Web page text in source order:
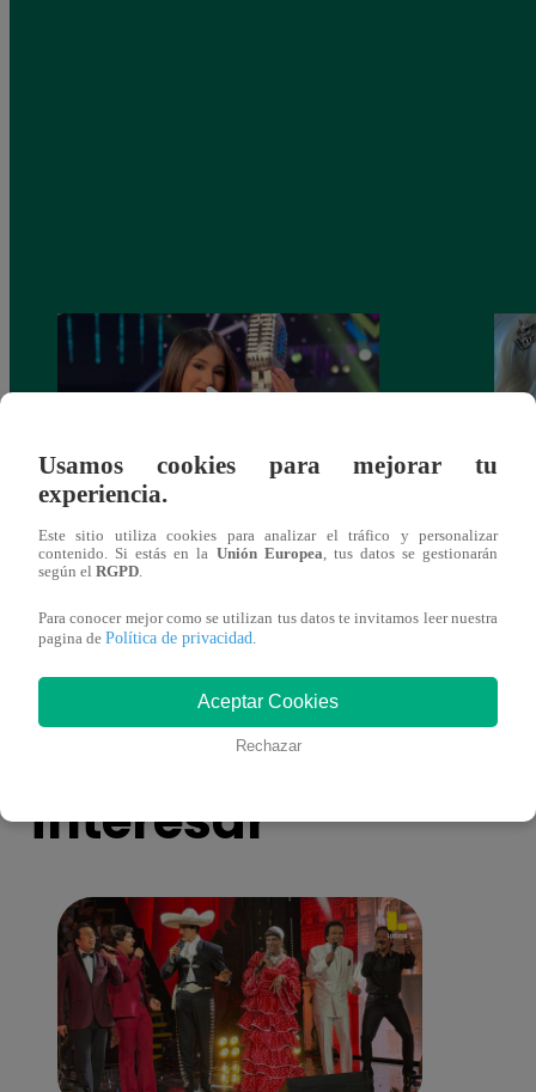
¡Imitadora de Laura Pausini se consagró
ganadora de Yo Soy: Nueva Generación!
También te puede
interesar
Usamos cookies para mejorar tu
experiencia.
Este sitio utiliza cookies para analizar el tráfico y personalizar
contenido. Si estás en la Unión Europea, tus datos se gestionarán
según el RGPD.
Para conocer mejor como se utilizan tus datos te invitamos leer nuestra
pagina de Política de privacidad.
Aceptar Cookies
Rechazar